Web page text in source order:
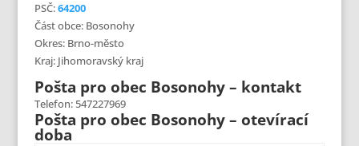
PSČ:64200
Část obce: Bosonohy
Okres: Brno-město
Kraj: Jihomoravský kraj
Pošta pro obec Bosonohy – kontakt
Telefon: 547227969
Pošta pro obec Bosonohy – otevírací
doba